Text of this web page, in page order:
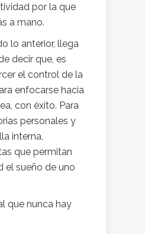
por la que
a mano.
lo anterior, llega
decir que, es
el control de la
enfocarse hacia
con éxito. Para
personales y
interna,
que permitan
el sueño de uno
que nunca hay